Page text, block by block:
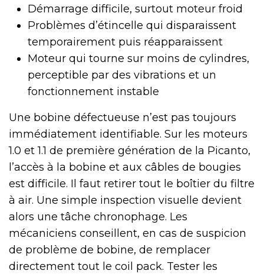
Démarrage difficile, surtout moteur froid
Problèmes d’étincelle qui disparaissent
temporairement puis réapparaissent
Moteur qui tourne sur moins de cylindres,
perceptible par des vibrations et un
fonctionnement instable
Une bobine défectueuse n’est pas toujours
immédiatement identifiable. Sur les moteurs
1.0 et 1.1 de première génération de la Picanto,
l’accès à la bobine et aux câbles de bougies
est difficile. Il faut retirer tout le boîtier du filtre
à air. Une simple inspection visuelle devient
alors une tâche chronophage. Les
mécaniciens conseillent, en cas de suspicion
de problème de bobine, de remplacer
directement tout le coil pack. Tester les